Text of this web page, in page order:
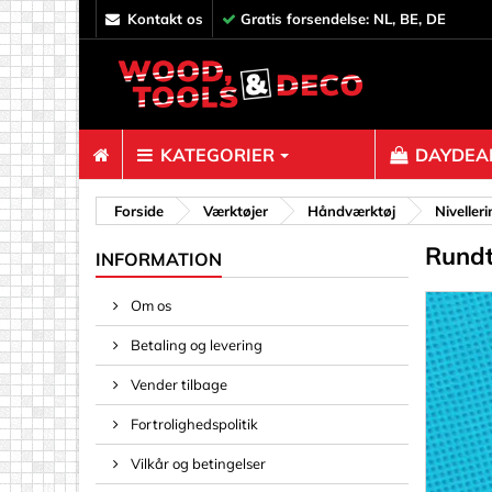
kontakt os Gratis forsendelse: NL, BE, DE
KATEGORIER
Bolte og
Clips,
Fjedre
Hyldestik
Kroge,
Forside Værktøjer Håndværktøj
INFORMATION
Om os
Betaling og levering
Vender tilbage
Fortrolighedspolitik
Vilkår og betingelser